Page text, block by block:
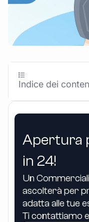
Apertura
in 24!
Un
ascolterà per
adatta alle tue
Ti contattiamo
Indice dei